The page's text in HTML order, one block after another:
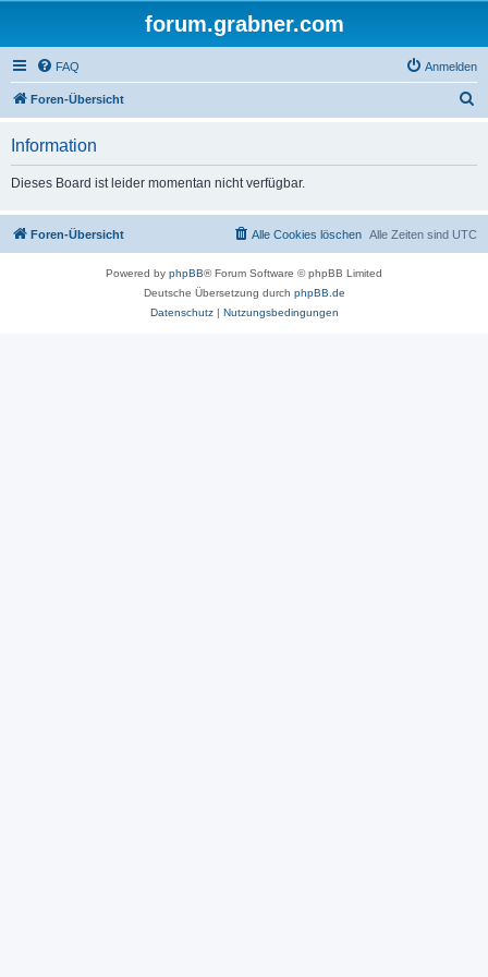
forum.grabner.com
FAQ Anmelden
Foren-Übersicht
Information
Dieses Board ist leider momentan nicht verfügbar.
Foren-Übersicht Alle Zeiten sind UTC
Alle Cookies löschen
Powered by phpBB® Forum Software © phpBB Limited
Deutsche Übersetzung durch phpBB.de
Datenschutz| Nutzungsbedingungen